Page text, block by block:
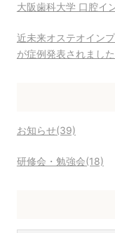
大阪歯科大学 口腔イ
近未来オステオイン
が症例発表されました
お知らせ(39)
研修会・勉強会(18)